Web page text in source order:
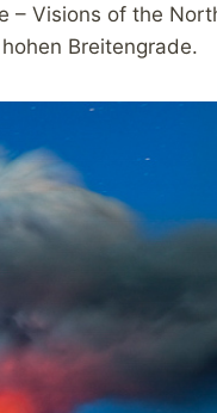
– Visions of the
Breitengrade.